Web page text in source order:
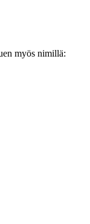
myös nimillä: